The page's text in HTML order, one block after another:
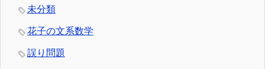
未分類
花子の文系数学
誤り問題